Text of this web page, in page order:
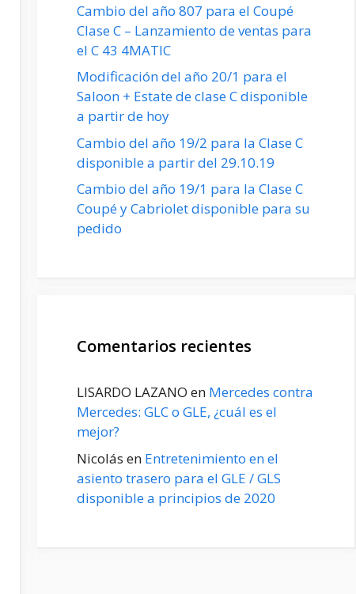
Cambio del año 807 para el Coupé
Clase C – Lanzamiento de ventas para
el C 43 4MATIC
Modificación del año 20/1 para el
Saloon + Estate de clase C disponible
a partir de hoy
Cambio del año 19/2 para la Clase C
disponible a partir del 29.10.19
Cambio del año 19/1 para la Clase C
Coupé y Cabriolet disponible para su
pedido
Comentarios recientes
LISARDO LAZANO en Mercedes contra
Mercedes: GLC o GLE, ¿cuál es el
mejor?
Nicolás en Entretenimiento en el
asiento trasero para el GLE / GLS
disponible a principios de 2020